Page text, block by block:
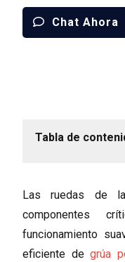
Chat Ahora
Tabla de
Las ruedas de
componentes
funcionamiento
eficiente degrúa